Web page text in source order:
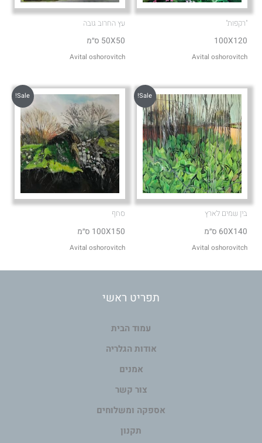
"רקפות"
100X120
Avital oshorovitch
עץ החרוב גובה
50X50 ס״מ
Avital oshorovitch
Sale!
בין שמים לארץ
60X140 ס״מ
Avital oshorovitch
Sale!
סחף
100X150 ס״מ
Avital oshorovitch
תפריט ראשי
עמוד הבית
אודות הגלריה
אמנים
צור קשר
אספקה ומשלוחים
תקנון